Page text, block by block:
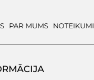
PAR MUMS NOTEIKUMI